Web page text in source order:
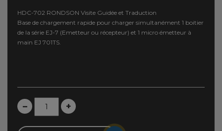
HDC-702 RONDSON Visite Guidée et Traduction
Base de chargement rapide pour charger simultanément 1 boitier
de la série EJ-7 (Emetteur ou récepteur) et 1 micro émetteur à
main EJ 701TS.
– +